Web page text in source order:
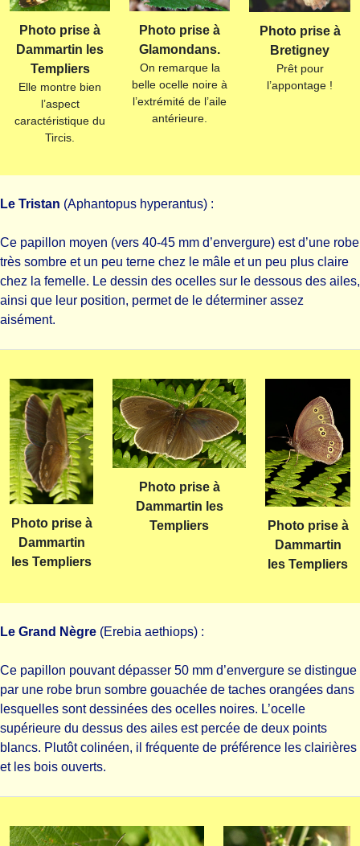
Photo prise à
Dammartin les
Templiers
Elle montre bien
l’aspect
caractéristique du
Tircis.
Photo prise à
Glamondans.
On remarque la
belle ocelle noire à
l’extrémité de l’aile
antérieure.
Photo prise à
Bretigney
Prêt pour
l’appontage !
Le Tristan (Aphantopus hyperantus) :
Ce papillon moyen (vers 40-45 mm d’envergure) est d’une robe
très sombre et un peu terne chez le mâle et un peu plus claire
chez la femelle. Le dessin des ocelles sur le dessous des ailes,
ainsi que leur position, permet de le déterminer assez
aisément.
Photo prise à
Dammartin
les Templiers
Photo prise à
Dammartin les
Templiers
Photo prise à
Dammartin
les Templiers
Le Grand Nègre (Erebia aethiops) :
Ce papillon pouvant dépasser 50 mm d’envergure se distingue
par une robe brun sombre gouachée de taches orangées dans
lesquelles sont dessinées des ocelles noires. L’ocelle
supérieure du dessus des ailes est percée de deux points
blancs. Plutôt colinéen, il fréquente de préférence les clairières
et les bois ouverts.